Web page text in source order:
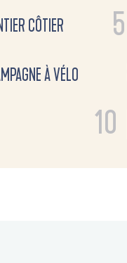
CÔTIER 5
À VÉLO
10